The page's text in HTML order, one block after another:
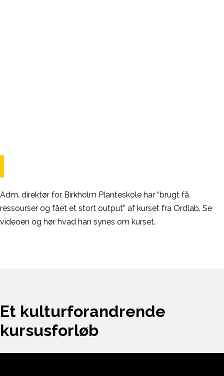
Adm. direktør for Birkholm Planteskole har “brugt få
ressourser og fået et stort output” af kurset fra Ordlab. Se
videoen og hør hvad han synes om kurset.
Et kulturforandrende
kursusforløb